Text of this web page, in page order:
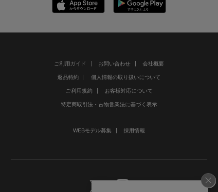
ご利用ガイド お問い合わせ 会社概要
返品特約 個人情報の取り扱いについて
ご利用規約 お客様対応について
特定商取引法・古物営業法に基づく表示
WEBモデル募集 採用情報